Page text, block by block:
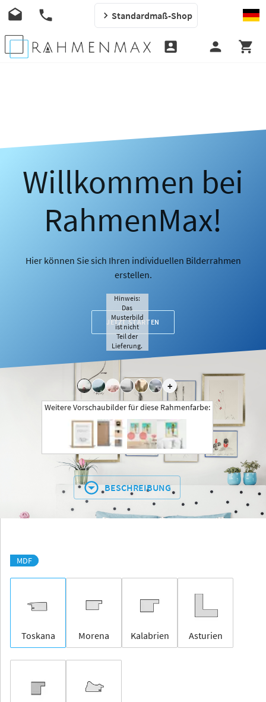
Standardmaß-Shop
Willkommen bei
RahmenMax!
Hier können Sie sich Ihren individuellen Bilderrahmen
erstellen.
JETZT STARTEN
+
Hinweis:
Das
Musterbild
ist nicht
Teil der
Lieferung.
Weitere Vorschaubilder für diese Rahmenfarbe:
BESCHREIBUNG
MDF
Toskana Morena Kalabrien Asturien